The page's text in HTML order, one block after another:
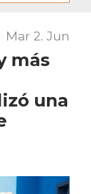
Mar 2. Jun
más
una